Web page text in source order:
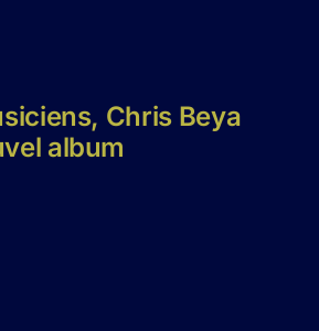
Chris Beya
album